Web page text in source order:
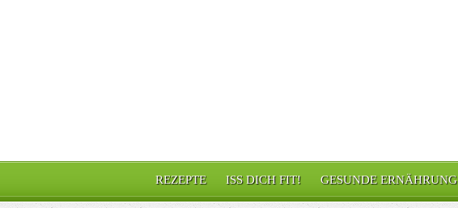
REZEPTE ISS DICH FIT! GESUNDE ERNÄHRUNG